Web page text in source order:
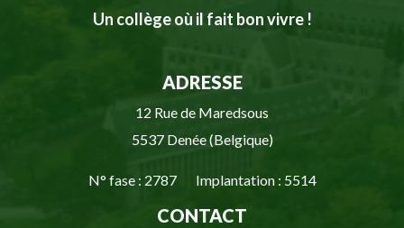
Un collège où il fait bon vivre !
ADRESSE
12 Rue de Maredsous
5537 Denée (Belgique)
N° fase : 2787 Implantation : 5514
CONTACT